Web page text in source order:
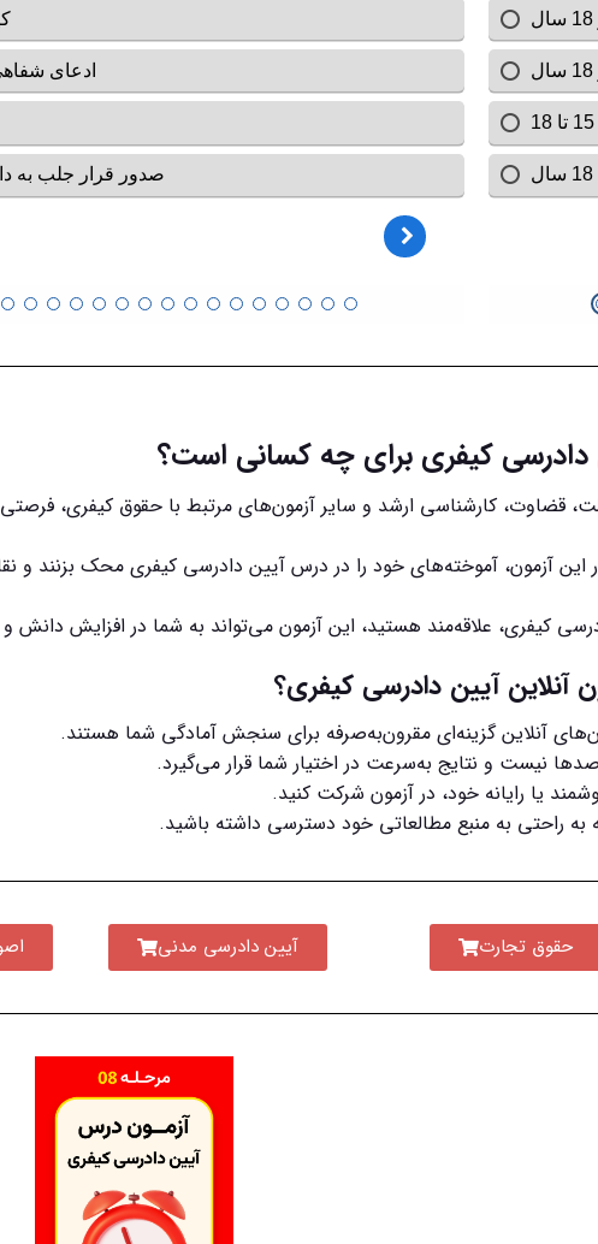
دادرسی کیفری برای چه کسانی است؟
قضاوت، کارشناسی ارشد و سایر آزمون‌های مرتبط با حقوق کیفری،
این آزمون، آموخته‌های خود را در درس آیین دادرسی کیفری محک بزنند و
کیفری، علاقه‌مند هستید، این آزمون می‌تواند به شما در افزایش دانش
آنلاین آیین دادرسی کیفری؟
آنلاین گزینه‌ای مقرون‌به‌صرفه برای سنجش آمادگی شما هستند.
نیست و نتایج به‌سرعت در اختیار شما قرار می‌گیرد.
یا رایانه خود، در آزمون شرکت کنید.
راحتی به منبع مطالعاتی خود دسترسی داشته باشید.
حقوق تجارت آیین دادرسی مدنی